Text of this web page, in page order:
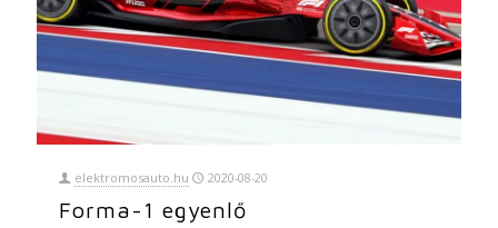
elektromosauto.hu 2020-08-20
Forma-1 egyenlő